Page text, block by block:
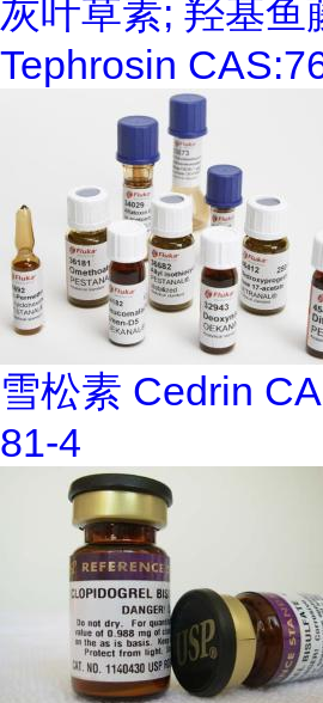
灰叶草素; 羟基鱼
Tephrosin
雪松素 Cedrin
81-4